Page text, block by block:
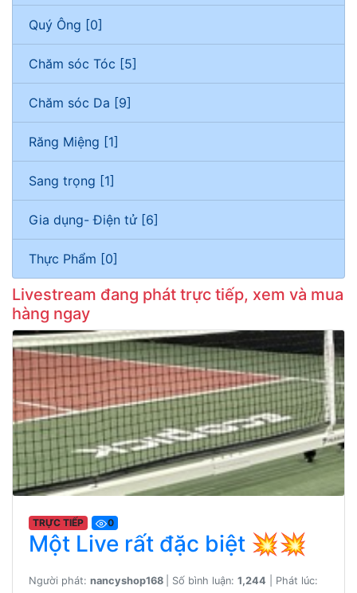
Quý Ông [0]
Chăm sóc Tóc [5]
Chăm sóc Da [9]
Răng Miệng [1]
Sang trọng [1]
Gia dụng- Điện tử [6]
Thực Phẩm [0]
Livestream đang phát trực tiếp, xem và mua
hàng ngay
TRỰC TIẾP 0
Một Live rất đặc biệt 💥💥
Người phát: nancyshop168 | Số bình luận: 1,244 | Phát lúc: